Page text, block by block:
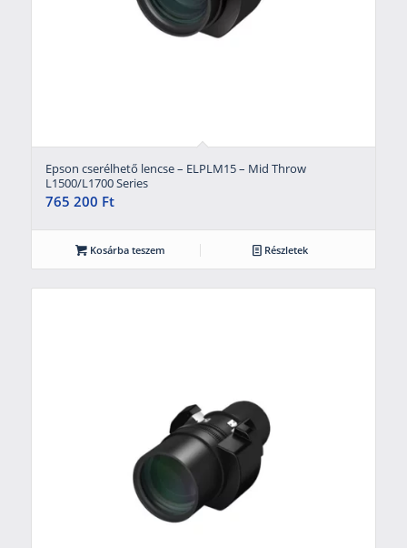
Epson cserélhető lencse – ELPLM15 – Mid Throw
L1500/L1700 Series
765 200 Ft
Kosárba teszem Részletek